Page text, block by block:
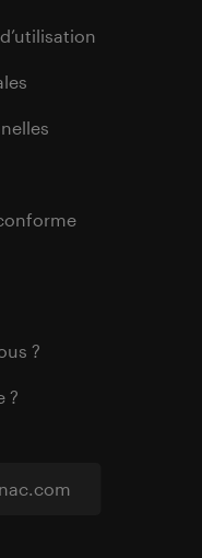
?
?